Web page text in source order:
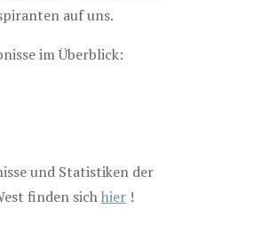
auf uns.
im Überblick:
und Statistiken der
finden sichhier !